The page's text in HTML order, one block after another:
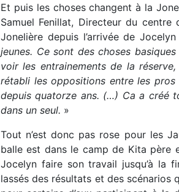
Et puis les choses changent à la
Samuel Fenillat, Directeur du
Jonelière depuis l’arrivée de
jeunes. Ce sont des choses
voir les entrainements de la
rétabli les oppositions entre les pros
depuis quatorze ans. (…) Ca a créé
dans un seul. »
Tout n’est donc pas rose pour les
balle est dans le camp de Kita père
Jocelyn faire son travail jusqu’à la
lassés des résultats et des scénarios